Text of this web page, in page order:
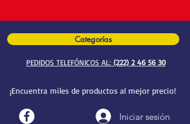
Categorías
PEDIDOS TELEFÓNICOS AL: (222) 2 46 56 30
¡Encuentra miles de productos al mejor precio!
Iniciar sesión